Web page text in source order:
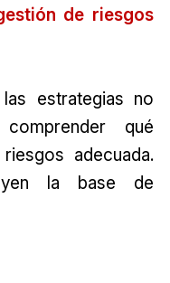
de riesgos
estrategias no
qué
adecuada.
la base de